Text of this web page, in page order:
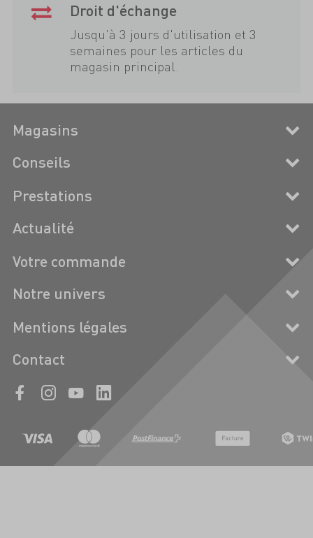
Droit d'échange
Jusqu'à 3 jours d'utilisation et 3
semaines pour les articles du
magasin principal.
Magasins
Conseils
Prestations
Actualité
Votre commande
Notre univers
Mentions légales
Contact